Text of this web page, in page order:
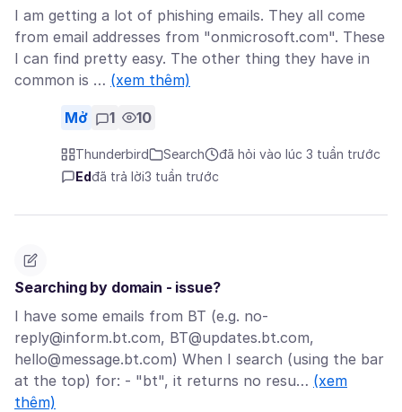
I am getting a lot of phishing emails. They all come
from email addresses from "onmicrosoft.com". These
I can find pretty easy. The other thing they have in
common is … (xem thêm)
Mở 1 10
Thunderbird Search
đã hỏi vào lúc 3 tuần trước
Edđã trả lời3 tuần trước
Searching by domain - issue?
I have some emails from BT (e.g. no-
reply@inform.bt.com, BT@updates.bt.com,
hello@message.bt.com) When I search (using the bar
at the top) for: - "bt", it returns no resu… (xem
thêm)